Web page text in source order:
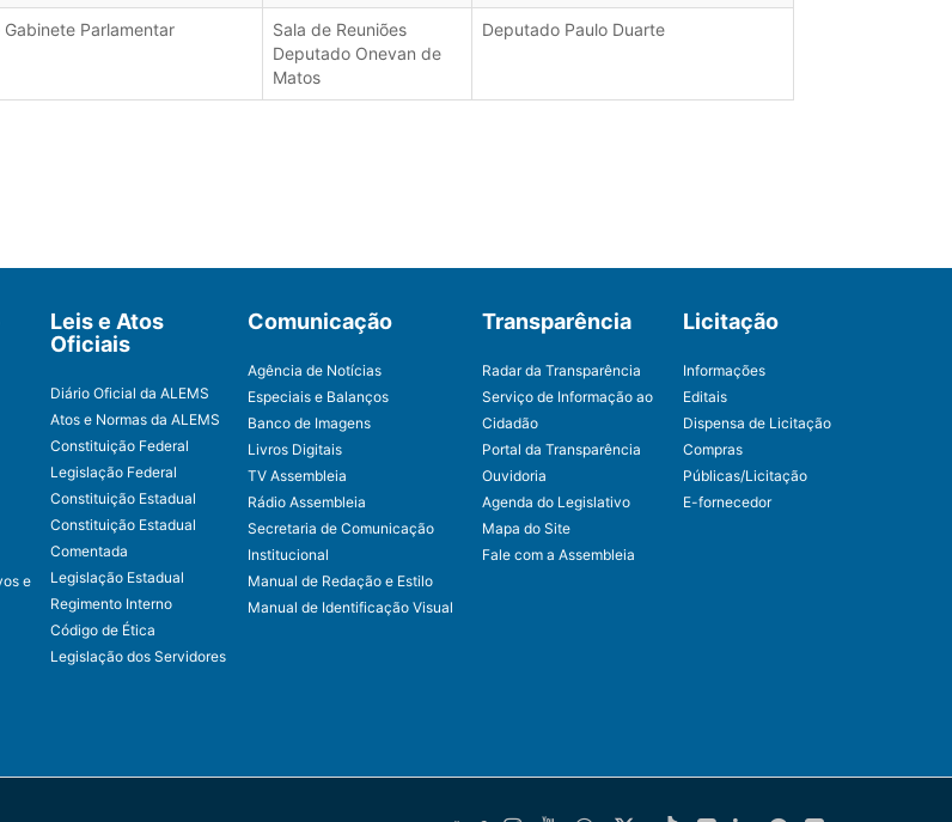
Gabinete Parlamentar
Sala de Reuniões
Deputado Onevan de
Matos
Deputado Paulo Duarte
e
Leis e Atos
Oficiais
Diário Oficial da ALEMS
Atos e Normas da ALEMS
Constituição Federal
Legislação Federal
Constituição Estadual
Constituição Estadual
Comentada
Legislação Estadual
Regimento Interno
Código de Ética
Legislação dos Servidores
Comunicação
Agência de Notícias
Especiais e Balanços
Banco de Imagens
Livros Digitais
TV Assembleia
Rádio Assembleia
Secretaria de Comunicação
Institucional
Manual de Redação e Estilo
Manual de Identificação Visual
Transparência
Radar da Transparência
Serviço de Informação ao
Cidadão
Portal da Transparência
Ouvidoria
Agenda do Legislativo
Mapa do Site
Fale com a Assembleia
Licitação
Informações
Editais
Dispensa de Licitação
Compras
Públicas/Licitação
E-fornecedor